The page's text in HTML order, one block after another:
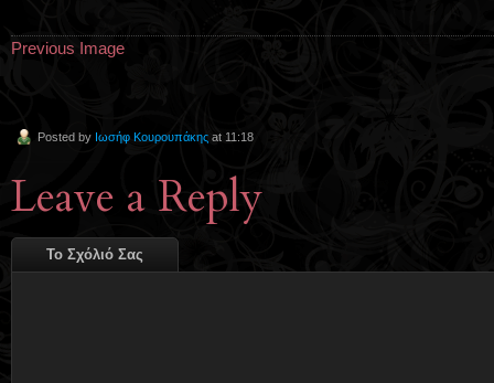
Previous Image
Posted by Ιωσήφ Κουρουπάκης at 11:18
Leave a Reply
Το Σχόλιό Σας